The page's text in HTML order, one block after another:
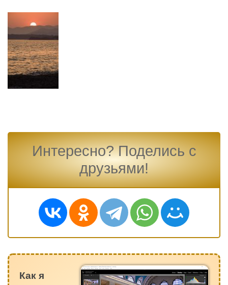
Интересно? Поделись с
друзьями!
Как я